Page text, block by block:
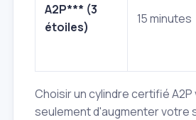
A2P*** (3
étoiles)
15 minutes
Choisir un cylindre certifié
seulement d'augmenter votre